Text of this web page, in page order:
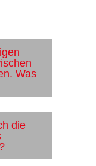
Was
die